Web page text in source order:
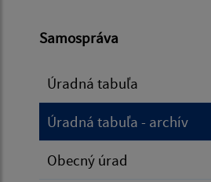
Samospráva
Úradná tabuľa
Úradná tabuľa - archív
Obecný úrad